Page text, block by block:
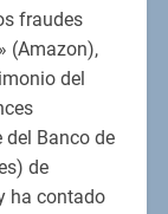
fraudes
(Amazon),
del
Banco de
de
ha contado